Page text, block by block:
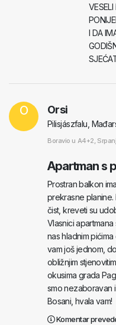
I DA
O Orsi
Pilisjászfalu,
Boravio u A4+2,
Apartman s
Prostran balkon
prekrasne planine.
čist, kreveti su
Vlasnici apartmana
nas hladnim
vam još jednom,
obližnjim
okusima grada
smo nezaboravan
Bosani, hvala vam!
Komentar